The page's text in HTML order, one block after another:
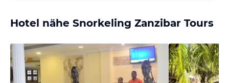
Hotel nähe Snorkeling Zanzibar Tours